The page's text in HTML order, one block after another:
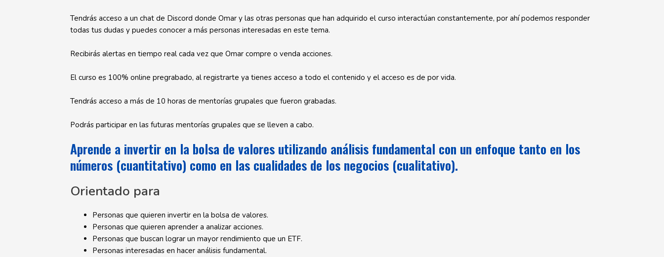
Tendrás acceso a un chat de Discord donde Omar y las otras personas que han adquirido el curso interactúan constantemente, por ahí podemos responder
todas tus dudas y puedes conocer a más personas interesadas en este tema.
Recibirás alertas en tiempo real cada vez que Omar compre o venda acciones.
El curso es 100% online pregrabado, al registrarte ya tienes acceso a todo el contenido y el acceso es de por vida.
Tendrás acceso a más de 10 horas de mentorías grupales que fueron grabadas.
Podrás participar en las futuras mentorías grupales que se lleven a cabo.
Aprende a invertir en la bolsa de valores utilizando análisis fundamental con un enfoque tanto en los
números (cuantitativo) como en las cualidades de los negocios (cualitativo).
Orientado para
Personas que quieren invertir en la bolsa de valores.
Personas que quieren aprender a analizar acciones.
Personas que buscan lograr un mayor rendimiento que un ETF.
Personas interesadas en hacer análisis fundamental.